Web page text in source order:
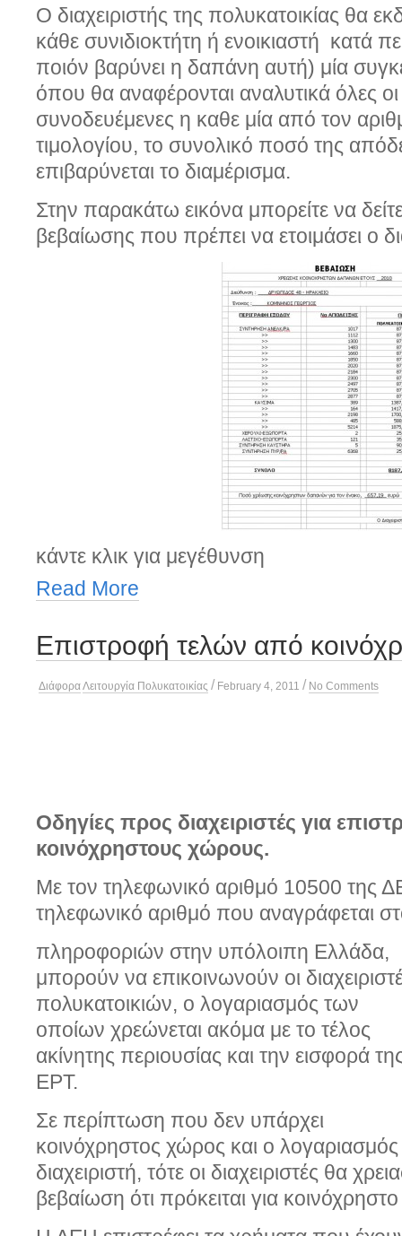
Ο διαχειριστής της πολυκατοικίας θα
κάθε συνιδιοκτήτη ή ενοικιαστή κατά
ποιόν βαρύνει η δαπάνη αυτή) μία
όπου θα αναφέρονται αναλυτικά όλες
συνοδευέμενες η καθε μία από τον
τιμολογίου, το συνολικό ποσό της
επιβαρύνεται το διαμέρισμα.
Στην παρακάτω εικόνα μπορείτε να
βεβαίωσης που πρέπει να ετοιμάσει ο
κάντε κλικ για μεγέθυνση
Read More
Επιστροφή τελών από
ΔιάφοραΛειτουργία Πολυκατοικίας / February 4, 2011 / No Comments
Οδηγίες προς διαχειριστές για
κοινόχρηστους χώρους.
Με τον τηλεφωνικό αριθμό 10500 της
τηλεφωνικό αριθμό που αναγράφεται
πληροφοριών στην υπόλοιπη Ελλάδα,
μπορούν να επικοινωνούν οι
πολυκατοικιών, ο λογαριασμός των
οποίων χρεώνεται ακόμα με το τέλος
ακίνητης περιουσίας και την εισφορά
ΕΡΤ.
Σε περίπτωση που δεν υπάρχει
κοινόχρηστος χώρος και ο λογαριασμός
διαχειριστή, τότε οι διαχειριστές θα
βεβαίωση ότι πρόκειται για